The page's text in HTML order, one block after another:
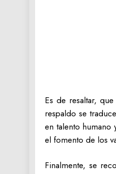
‎Es de resaltar,
respaldo se
en talento
el fomento de los
‎Finalmente, se